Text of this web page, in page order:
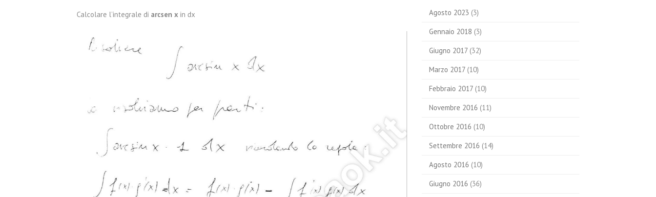
Calcolare l’integrale di arcsen x in dx Agosto 2023 (3)
Gennaio 2018 (3)
Giugno 2017(32)
Marzo 2017(10)
Febbraio 2017(10)
Novembre 2016 (11)
Ottobre 2016 (10)
Settembre 2016 (14)
Agosto 2016 (10)
Giugno 2016 (36)